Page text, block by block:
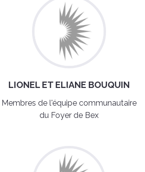
LIONEL ET ELIANE BOUQUIN
Membres de l'équipe communautaire
du Foyer de Bex